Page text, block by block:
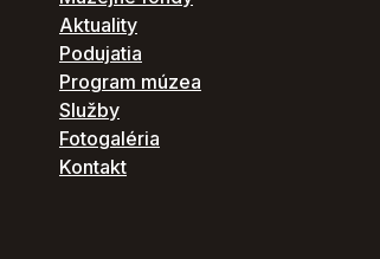
Aktuality
Podujatia
Program múzea
Služby
Fotogaléria
Kontakt